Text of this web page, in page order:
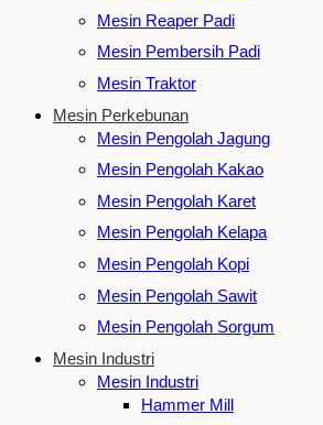
Mesin Reaper Padi
Mesin Pembersih Padi
Mesin Traktor
Mesin Perkebunan
Mesin Pengolah Jagung
Mesin Pengolah Kakao
Mesin Pengolah Karet
Mesin Pengolah Kelapa
Mesin Pengolah Kopi
Mesin Pengolah Sawit
Mesin Pengolah Sorgum
Mesin Industri
Mesin Industri
Hammer Mill